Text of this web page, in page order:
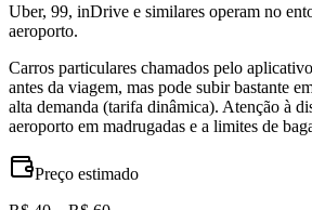
Uber, 99, inDrive e similares operam no
aeroporto.
Carros particulares chamados pelo
antes da viagem, mas pode subir bastante
alta demanda (tarifa dinâmica). Atenção à
aeroporto em madrugadas e a limites de
Preço estimado